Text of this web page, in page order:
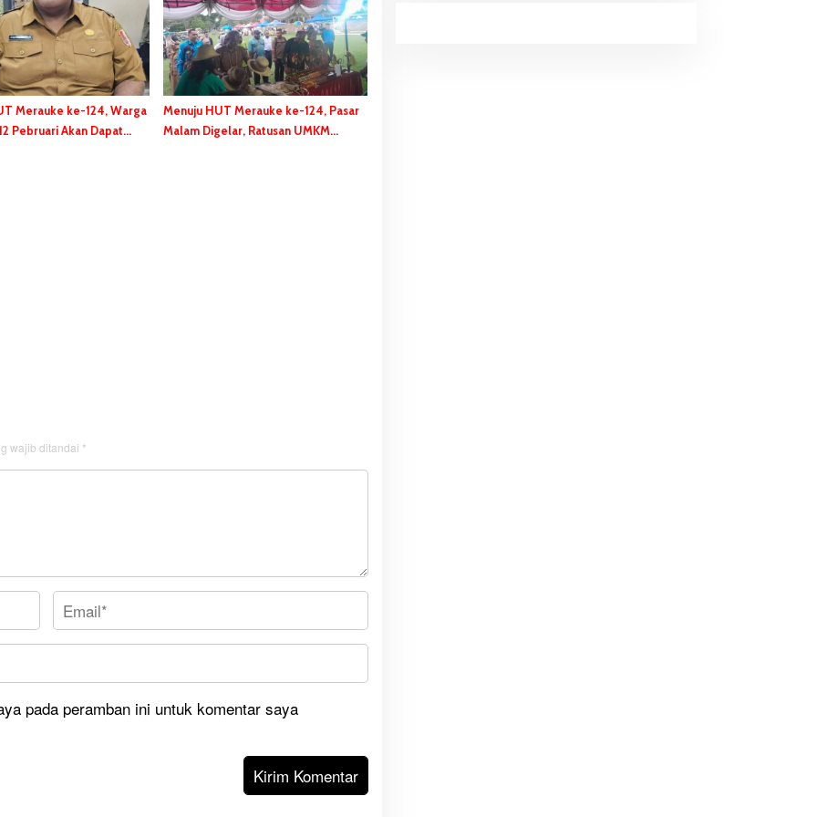
Merauke ke-124, Warga
Pebruari Akan Dapat
Menuju HUT Merauke ke-124, Pasar
Malam Digelar, Ratusan UMKM
wajib ditandai *
pada peramban ini untuk komentar saya